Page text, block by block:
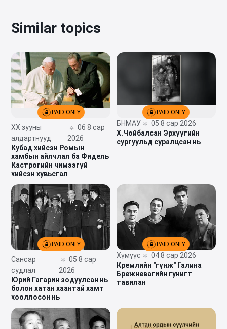
Similar topics
PAID ONLY
XX зууны
алдартнууд
06 8 сар
2026
Кубад хийсэн Ромын
хамбын айлчлал ба Фидель
Кастрогийн чимээгүй
хийсэн хувьсгал
PAID ONLY
БНМАУ
05 8 сар 2026
Х.Чойбалсан Эрхүүгийн
сургуульд суралцсан нь
PAID ONLY
Сансар
судлал
05 8 сар
2026
Юрий Гагарин зодуулсан нь
болон хатан хаантай хамт
хооллосон нь
PAID ONLY
Хүмүүс
04 8 сар 2026
Кремлийн "гүнж" Галина
Брежневагийн гунигт
тавилан